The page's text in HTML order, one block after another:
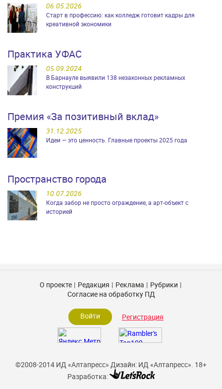
06.05.2026
Старт в профессию: как колледж готовит кадры для
креативной экономики
Практика УФАС
05.09.2024
В Барнауле выявили 138 незаконных рекламных
конструкций
Премия «За позитивный вклад»
31.12.2025
Идеи — это ценность. Главные проекты 2025 года
Пространство города
10.07.2026
Когда забор не просто ограждение, а арт-объект с
историей
©2008-2014 ИД «Алтапресс» Дизайн: ИД «Алтапресс». 18+
Разработка:
О проекте Редакция Реклама
Рубрики
Согласие на обработку ПД
Войти Регистрация